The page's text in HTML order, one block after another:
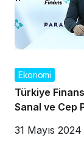
Ekonomi
Türkiye
Sanal ve Cep
31 Mayıs